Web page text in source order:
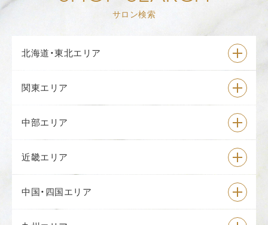
サロン検索
北海道・東北エリア
関東エリア
中部エリア
近畿エリア
中国・四国エリア